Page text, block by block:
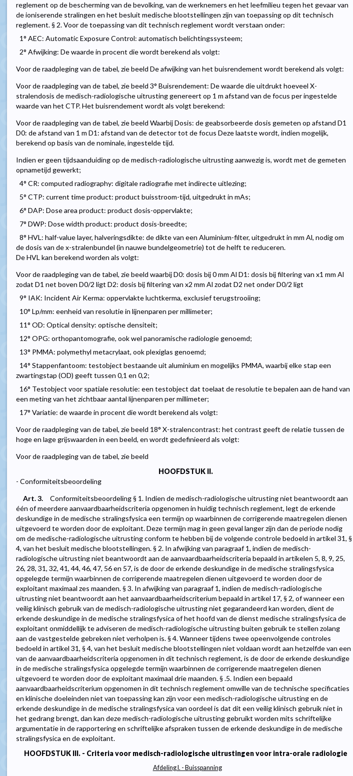
reglement op de bescherming van de bevolking, van de werknemers en het leefmilieu tegen het gevaar van
de ioniserende stralingen en het besluit medische blootstellingen zijn van toepassing op dit technisch
reglement. § 2. Voor de toepassing van dit technisch reglement wordt verstaan onder:
1° AEC: Automatic Exposure Control: automatisch belichtingssysteem;
2° Afwijking: De waarde in procent die wordt berekend als volgt:
Voor de raadpleging van de tabel, zie beeld De afwijking van het buisrendement wordt berekend als volgt:
Voor de raadpleging van de tabel, zie beeld 3° Buisrendement: De waarde die uitdrukt hoeveel X-
stralendosis de medisch-radiologische uitrusting genereert op 1 m afstand van de focus per ingestelde
waarde van het CTP. Het buisrendement wordt als volgt berekend:
Voor de raadpleging van de tabel, zie beeld Waarbij Dosis: de geabsorbeerde dosis gemeten op afstand D1
D0: de afstand van 1 m D1: afstand van de detector tot de focus Deze laatste wordt, indien mogelijk,
berekend op basis van de nominale, ingestelde tijd.
Indien er geen tijdsaanduiding op de medisch-radiologische uitrusting aanwezig is, wordt met de gemeten
opnametijd gewerkt;
4° CR: computed radiography: digitale radiografie met indirecte uitlezing;
5° CTP: current time product: product buisstroom-tijd, uitgedrukt in mAs;
6° DAP: Dose area product: product dosis-oppervlakte;
7° DWP: Dose width product: product dosis-breedte;
8° HVL: half-value layer, halveringsdikte: de dikte van een Aluminium-filter, uitgedrukt in mm Al, nodig om
de dosis van de x-stralenbundel (in nauwe bundelgeometrie) tot de helft te reduceren.
De HVL kan berekend worden als volgt:
Voor de raadpleging van de tabel, zie beeld waarbij D0: dosis bij 0 mm Al D1: dosis bij filtering van x1 mm Al
zodat D1 net boven D0/2 ligt D2: dosis bij filtering van x2 mm Al zodat D2 net onder D0/2 ligt
9° IAK: Incident Air Kerma: oppervlakte luchtkerma, exclusief terugstrooiing;
10° Lp/mm: eenheid van resolutie in lijnenparen per millimeter;
11° OD: Optical density: optische densiteit;
12° OPG: orthopantomografie, ook wel panoramische radiologie genoemd;
13° PMMA: polymethyl metacrylaat, ook plexiglas genoemd;
14° Stappenfantoom: testobject bestaande uit aluminium en mogelijks PMMA, waarbij elke stap een
zwartingstap (OD) geeft tussen 0,1 en 0,2;
16° Testobject voor spatiale resolutie: een testobject dat toelaat de resolutie te bepalen aan de hand van
een meting van het zichtbaar aantal lijnenparen per millimeter;
17° Variatie: de waarde in procent die wordt berekend als volgt:
Voor de raadpleging van de tabel, zie beeld 18° X-stralencontrast: het contrast geeft de relatie tussen de
hoge en lage grijswaarden in een beeld, en wordt gedefinieerd als volgt:
Voor de raadpleging van de tabel, zie beeld
HOOFDSTUK II.
- Conformiteitsbeoordeling
Art. 3.
Conformiteitsbeoordeling § 1. Indien de medisch-radiologische uitrusting niet beantwoordt aan
één of meerdere aanvaardbaarheidscriteria opgenomen in huidig technisch reglement, legt de erkende
deskundige in de medische stralingsfysica een termijn op waarbinnen de corrigerende maatregelen dienen
uitgevoerd te worden door de exploitant. Deze termijn mag in geen geval langer zijn dan de periode nodig
om de medische-radiologische uitrusting conform te hebben bij de volgende controle bedoeld in artikel 31, §
4, van het besluit medische blootstellingen. § 2. In afwijking van paragraaf 1, indien de medisch-
radiologische uitrusting niet beantwoordt aan de aanvaardbaarheidscriteria bepaald in artikelen 5, 8, 9, 25,
26, 28, 31, 32, 41, 44, 46, 47, 56 en 57, is de door de erkende deskundige in de medische stralingsfysica
opgelegde termijn waarbinnen de corrigerende maatregelen dienen uitgevoerd te worden door de
exploitant maximaal zes maanden. § 3. In afwijking van paragraaf 1, indien de medisch-radiologische
uitrusting niet beantwoordt aan het aanvaardbaarheidscriterium bepaald in artikel 17, § 2, of wanneer een
veilig klinisch gebruik van de medisch-radiologische uitrusting niet gegarandeerd kan worden, dient de
erkende deskundige in de medische stralingsfysica of het hoofd van de dienst medische stralingsfysica de
exploitant onmiddellijk te adviseren de medisch-radiologische uitrusting buiten gebruik te stellen zolang
aan de vastgestelde gebreken niet verholpen is. § 4. Wanneer tijdens twee opeenvolgende controles
bedoeld in artikel 31, § 4, van het besluit medische blootstellingen niet voldaan wordt aan hetzelfde van een
van de aanvaardbaarheidscriteria opgenomen in dit technisch reglement, is de door de erkende deskundige
in de medische stralingsfysica opgelegde termijn waarbinnen de corrigerende maatregelen dienen
uitgevoerd te worden door de exploitant maximaal drie maanden. § .5. Indien een bepaald
aanvaardbaarheidscriterium opgenomen in dit technisch reglement omwille van de technische specificaties
en klinische doeleinden niet van toepassing kan zijn voor een medisch-radiologische uitrusting en de
erkende deskundige in de medische stralingsfysica van oordeel is dat dit een veilig klinisch gebruik niet in
het gedrang brengt, dan kan deze medisch-radiologische uitrusting gebruikt worden mits schriftelijke
argumentatie in de rapportering en schriftelijke afspraken tussen de erkende deskundige in de medische
stralingsfysica en de exploitant.
HOOFDSTUK III. - Criteria voor medisch-radiologische uitrustingen voor intra-orale radiologie
Afdeling I. - Buisspanning